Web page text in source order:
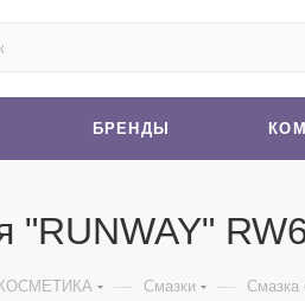
БРЕНДЫ
"RUNWAY"
— Смазки — Смазка